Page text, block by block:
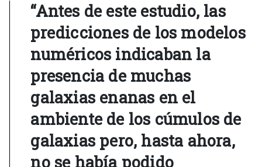
“Antes de este estudio, las
predicciones de los modelos
numéricos indicaban la
presencia de muchas
galaxias enanas en el
ambiente de los cúmulos de
galaxias pero, hasta ahora,
no se había podido